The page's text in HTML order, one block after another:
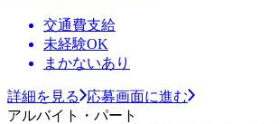
交通費支給
未経験OK
まかないあり
詳細を見る
応募画面に進む
アルバイト・パート